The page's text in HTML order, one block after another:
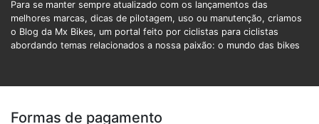
Para se manter sempre atualizado com os lançamentos das
melhores marcas, dicas de pilotagem, uso ou manutenção, criamos
o Blog da Mx Bikes, um portal feito por ciclistas para ciclistas
abordando temas relacionados a nossa paixão: o mundo das bikes
Formas de pagamento